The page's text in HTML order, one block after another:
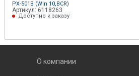
PX-501B (Win 10,BCR)
Артикул: 6118263
Доступно к заказу
О компании